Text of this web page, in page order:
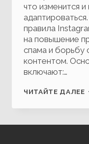
что изменится и
правила
на повышение
спама и борьбу
контентом.
включают:…
ЧИТАЙТЕ ДАЛЕЕ